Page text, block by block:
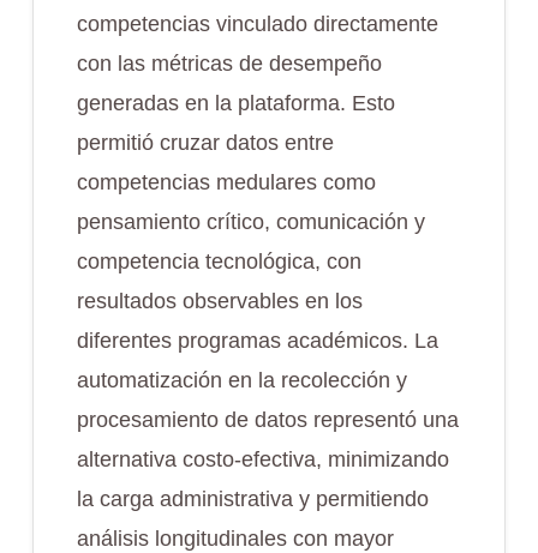
competencias vinculado directamente
con las métricas de desempeño
generadas en la plataforma. Esto
permitió cruzar datos entre
competencias medulares como
pensamiento crítico, comunicación y
competencia tecnológica, con
resultados observables en los
diferentes programas académicos. La
automatización en la recolección y
procesamiento de datos representó una
alternativa costo-efectiva, minimizando
la carga administrativa y permitiendo
análisis longitudinales con mayor